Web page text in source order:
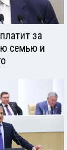
за
семью и